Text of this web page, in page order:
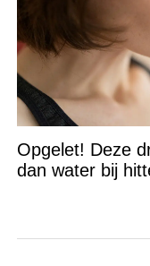
Opgelet! Deze
dan water bij